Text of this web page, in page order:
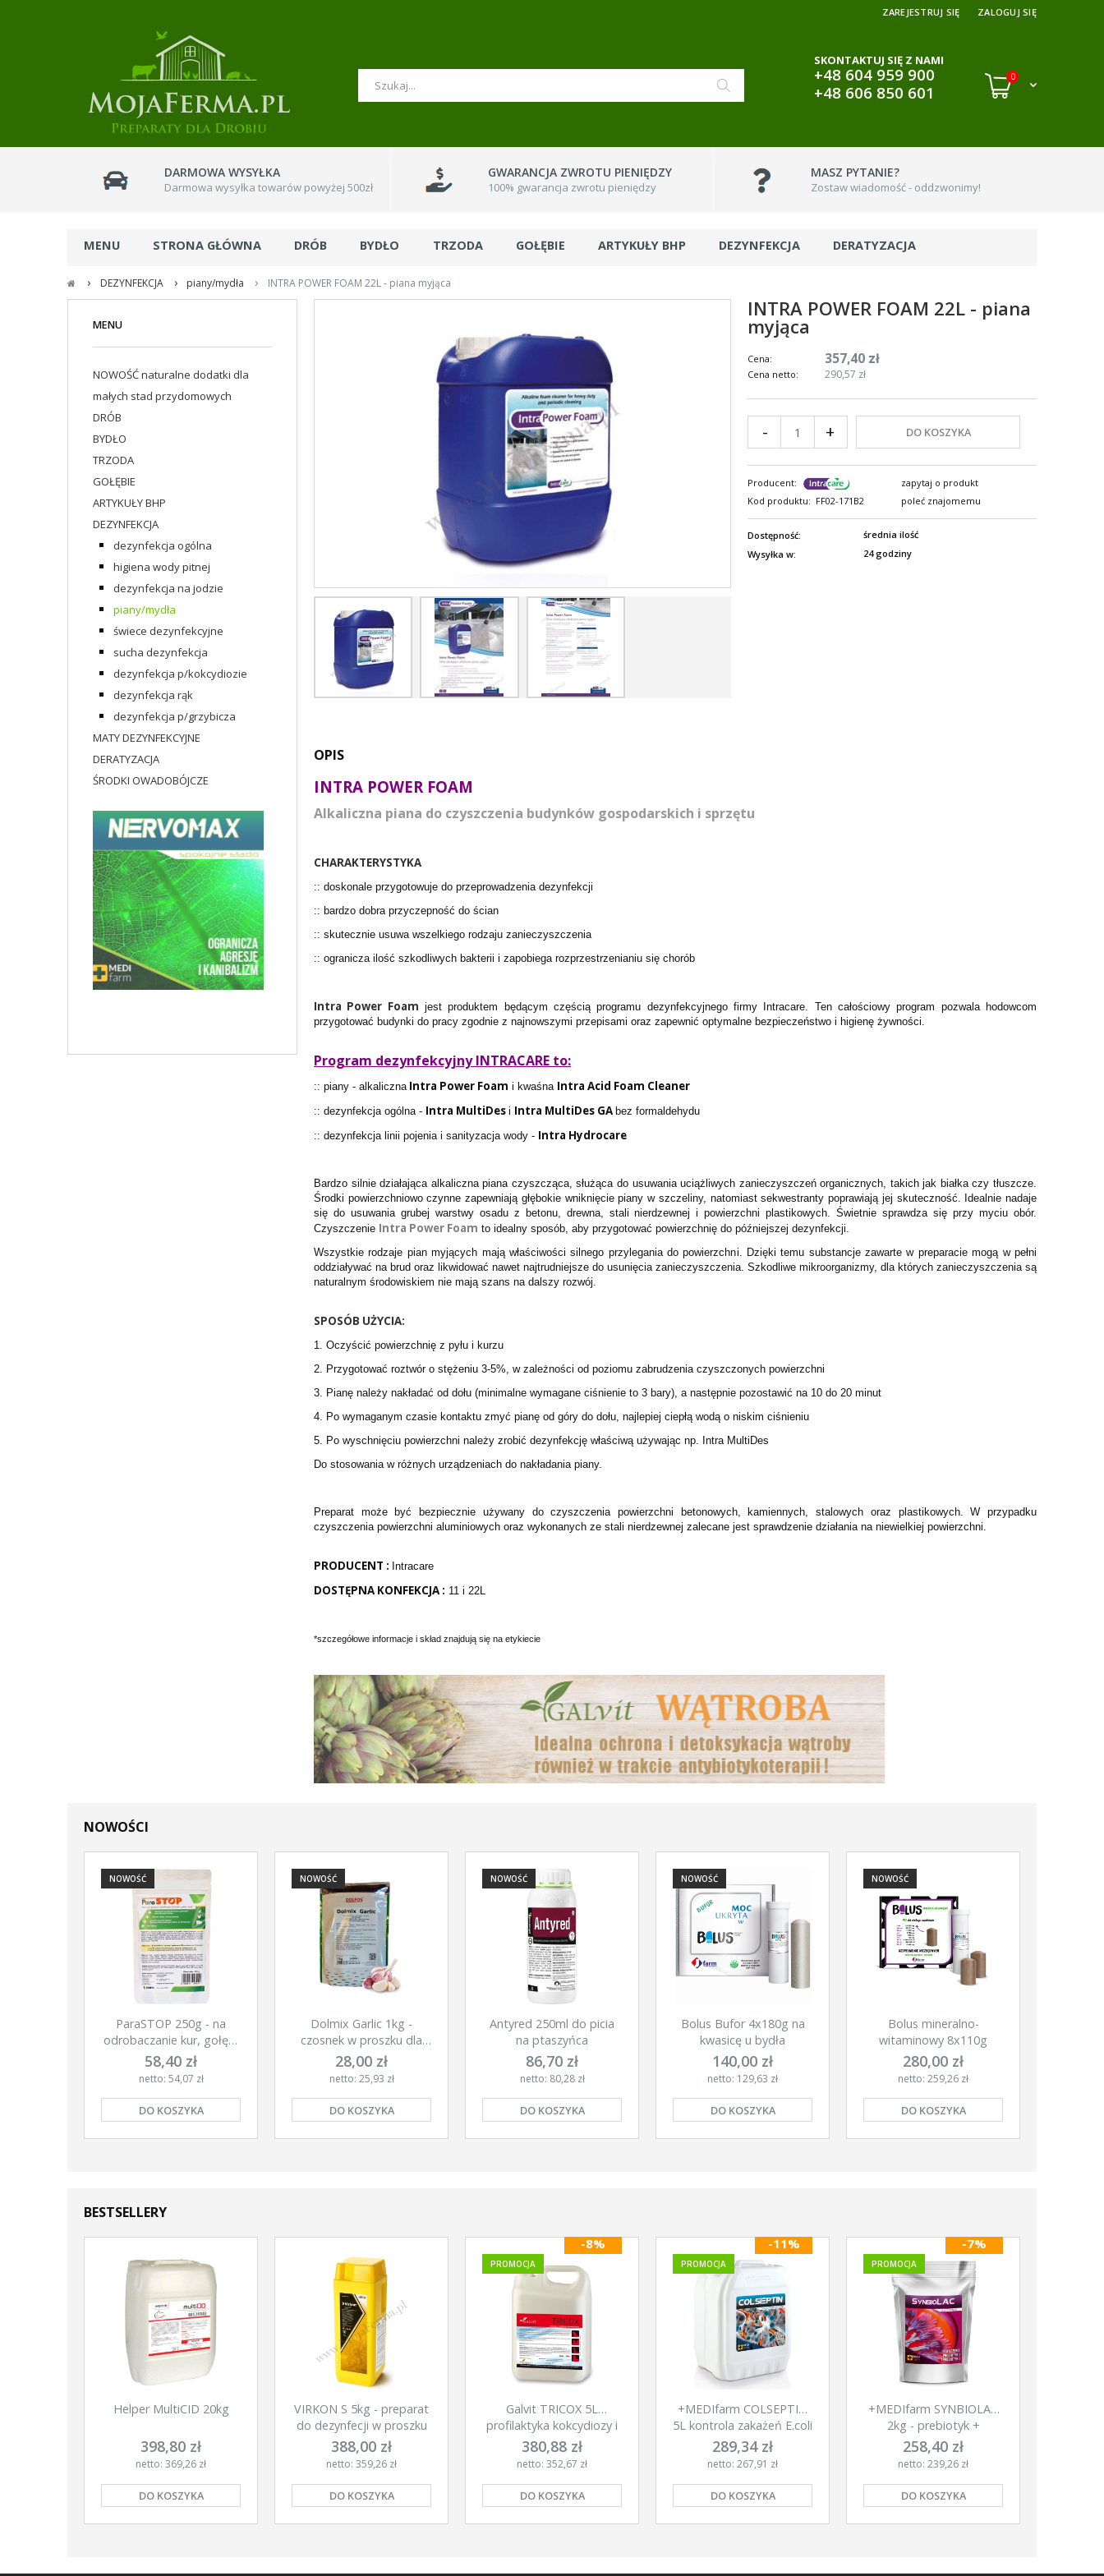
ZAREJESTRUJ SIĘ ZALOGUJ SIĘ
SKONTAKTUJ SIĘ Z NAMI
+48 604 959 900
+48 606 850 601
0
DARMOWA WYSYŁKA
Darmowa wysyłka towarów powyżej 500zł
GWARANCJA ZWROTU PIENIĘDZY
100% gwarancja zwrotu pieniędzy
MASZ PYTANIE?
Zostaw wiadomość - oddzwonimy!
MENU STRONA GŁÓWNA DRÓB BYDŁO TRZODA GOŁĘBIE ARTYKUŁY BHP DEZYNFEKCJA DERATYZACJA
ŚRODKI OWADOBÓJCZE
› DEZYNFEKCJA › piany/mydła › INTRA POWER FOAM 22L - piana myjąca
MENU
NOWOŚĆ naturalne dodatki dla
małych stad przydomowych
DRÓB
BYDŁO
TRZODA
GOŁĘBIE
ARTYKUŁY BHP
DEZYNFEKCJA
dezynfekcja ogólna
higiena wody pitnej
dezynfekcja na jodzie
piany/mydła
świece dezynfekcyjne
sucha dezynfekcja
dezynfekcja p/kokcydiozie
dezynfekcja rąk
dezynfekcja p/grzybicza
MATY DEZYNFEKCYJNE
DERATYZACJA
ŚRODKI OWADOBÓJCZE
INTRA POWER FOAM 22L - piana
myjąca
Cena: 357,40 zł
Cena netto: 290,57 zł
- + DO KOSZYKA
Producent:
Kod produktu: FF02-171B2
zapytaj o produkt
poleć znajomemu
Dostępność:
średnia ilość
Wysyłka w:
24 godziny
OPIS
INTRA POWER FOAM
Alkaliczna piana do czyszczenia budynków gospodarskich i sprzętu
CHARAKTERYSTYKA
:: doskonale przygotowuje do przeprowadzenia dezynfekcji
:: bardzo dobra przyczepność do ścian
:: skutecznie usuwa wszelkiego rodzaju zanieczyszczenia
:: ogranicza ilość szkodliwych bakterii i zapobiega rozprzestrzenianiu się chorób
Intra Power Foam jest produktem będącym częścią programu dezynfekcyjnego firmy Intracare. Ten całościowy program pozwala hodowcom
przygotować budynki do pracy zgodnie z najnowszymi przepisami oraz zapewnić optymalne bezpieczeństwo i higienę żywności.
Program dezynfekcyjny INTRACARE to:
:: piany - alkalicznaIntra Power Foam i kwaśna Intra Acid Foam Cleaner
:: dezynfekcja ogólna - Intra MultiDes i Intra MultiDes GA bez formaldehydu
:: dezynfekcja linii pojenia i sanityzacja wody - Intra Hydrocare
Bardzo silnie działająca alkaliczna piana czyszcząca, służąca do usuwania uciążliwych zanieczyszczeń organicznych, takich jak białka czy tłuszcze.
Środki powierzchniowo czynne zapewniają głębokie wniknięcie piany w szczeliny, natomiast sekwestranty poprawiają jej skuteczność. Idealnie nadaje
się do usuwania grubej warstwy osadu z betonu, drewna, stali nierdzewnej i powierzchni plastikowych. Świetnie sprawdza się przy myciu obór.
Czyszczenie Intra Power Foam to idealny sposób, aby przygotować powierzchnię do późniejszej dezynfekcji.
Wszystkie rodzaje pian myjących mają właściwości silnego przylegania do powierzchni. Dzięki temu substancje zawarte w preparacie mogą w pełni
oddziaływać na brud oraz likwidować nawet najtrudniejsze do usunięcia zanieczyszczenia. Szkodliwe mikroorganizmy, dla których zanieczyszczenia są
naturalnym środowiskiem nie mają szans na dalszy rozwój.
SPOSÓB UŻYCIA:
1. Oczyścić powierzchnię z pyłu i kurzu
2. Przygotować roztwór o stężeniu 3-5%, w zależności od poziomu zabrudzenia czyszczonych powierzchni
3. Pianę należy nakładać od dołu (minimalne wymagane ciśnienie to 3 bary), a następnie pozostawić na 10 do 20 minut
4. Po wymaganym czasie kontaktu zmyć pianę od góry do dołu, najlepiej ciepłą wodą o niskim ciśnieniu
5. Po wyschnięciu powierzchni należy zrobić dezynfekcję właściwą używając np. Intra MultiDes
Do stosowania w różnych urządzeniach do nakładania piany.
Preparat może być bezpiecznie używany do czyszczenia powierzchni betonowych, kamiennych, stalowych oraz plastikowych. W przypadku
czyszczenia powierzchni aluminiowych oraz wykonanych ze stali nierdzewnej zalecane jest sprawdzenie działania na niewielkiej powierzchni.
PRODUCENT : Intracare
DOSTĘPNA KONFEKCJA : 11 i 22L
*szczegółowe informacje i skład znajdują się na etykiecie
NOWOŚCI
ParaSTOP 250g - na
odrobaczanie kur, gołębi
i świń
58,40 zł
netto: 54,07 zł
DO KOSZYKA
NOWOŚĆ
Dolmix Garlic 1kg -
czosnek w proszku dla
kur
28,00 zł
netto: 25,93 zł
DO KOSZYKA
NOWOŚĆ
Antyred 250ml do picia
na ptaszyńca
86,70 zł
netto: 80,28 zł
DO KOSZYKA
NOWOŚĆ
Bolus Bufor 4x180g na
kwasicę u bydła
140,00 zł
netto: 129,63 zł
DO KOSZYKA
NOWOŚĆ
Bolus mineralno-
witaminowy 8x110g
280,00 zł
netto: 259,26 zł
DO KOSZYKA
NOWOŚĆ
BESTSELLERY
Helper MultiCID 20kg
398,80 zł
netto: 369,26 zł
DO KOSZYKA
VIRKON S 5kg - preparat
do dezynfecji w proszku
388,00 zł
netto: 359,26 zł
DO KOSZYKA
-8%
Galvit TRICOX 5L
profilaktyka kokcydiozy i
histomonadozy
380,88 zł
netto: 352,67 zł
DO KOSZYKA
PROMOCJA
-11%
+MEDIfarm COLSEPTIN
5L kontrola zakażeń E.coli
289,34 zł
netto: 267,91 zł
DO KOSZYKA
PROMOCJA
-7%
+MEDIfarm SYNBIOLAC
2kg - prebiotyk +
probiotyk
258,40 zł
netto: 239,26 zł
DO KOSZYKA
PROMOCJA